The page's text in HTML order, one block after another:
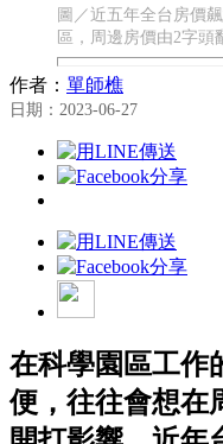
圖／近五年全台房價
區，周邊房價由2字頭
作者： 單師樵
日期：2023-06-27
在科學園區工作
便，往往會想在